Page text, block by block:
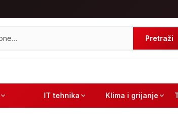
Pretraži
IT tehnika Klima i grijanje